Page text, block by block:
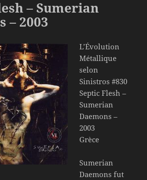
– Sumerian
– 2003
L’Évolution
Métallique
selon
Sinistros #830
Septic Flesh –
Sumerian
Daemons –
2003
Grèce
Sumerian
Daemons fut